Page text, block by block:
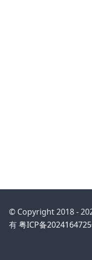
© Copyright 2018 -
有粤ICP备